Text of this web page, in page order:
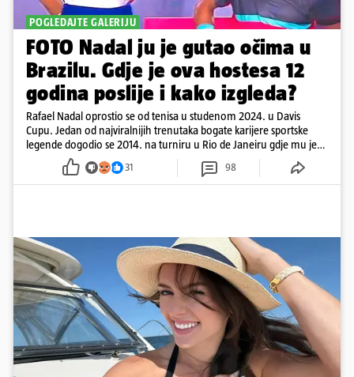
POGLEDAJTE GALERIJU
FOTO Nadal ju je gutao očima u
Brazilu. Gdje je ova hostesa 12
godina poslije i kako izgleda?
Rafael Nadal oprostio se od tenisa u studenom 2024. u Davis
Cupu. Jedan od najviralnijih trenutaka bogate karijere sportske
legende dogodio se 2014. na turniru u Rio de Janeiru gdje mu je
pažnju odvlačila ljepotica iza klupe
31 98